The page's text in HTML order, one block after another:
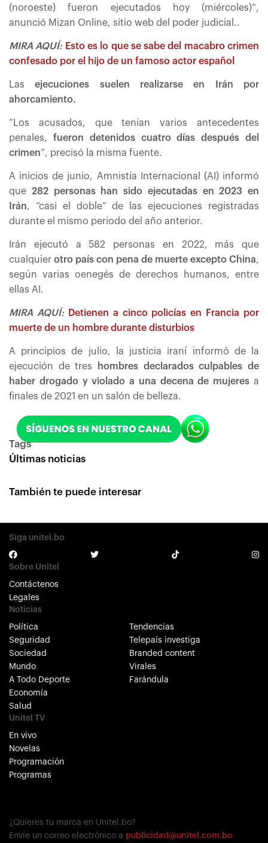
(noroeste) fueron ejecutados hoy (miércoles)”,
anunció Mizan Online, sitio web del poder judicial..
MIRA AQUÍ: Esto es lo que se sabe del macabro crimen
confesado por el hijo de un famoso actor español
Lasejecuciones suelen realizarse en Irán por
ahorcamiento.
”Los acusados, que tenían varios antecedentes
penales, fueron detenidos cuatro días después del
crimen”, precisó la misma fuente.
A inicios de junio, Amnistía Internacional (AI) informó
que 282 personas han sido ejecutadas en 2023 en
Irán, “casi el doble” de las ejecuciones registradas
durante el mismo periodo del año anterior.
Irán ejecutó a 582 personas en 2022, más que
cualquier otro país con pena de muerte excepto China,
según varias oenegés de derechos humanos, entre
ellas AI.
MIRA AQUÍ:
Detienen a cinco policías en Francia por
muerte de un hombre durante disturbios
A principios de julio, la justicia iraní informó de la
ejecución de tres
hombres declarados culpables de
haber drogado y violado a una decena de mujeres a
finales de 2021 en un salón de belleza.
Tags
Últimas noticias
También te puede interesar
Siga unitel.bo
Sobre Unitel
Contáctenos
Legales
Noticias
Política
Seguridad
Sociedad
Mundo
A Todo Deporte
Economía
Salud
Tendencias
Telepaís investiga
Branded content
Virales
Farándula
Unitel TV
En vivo
Novelas
Programación
Programas
¿Quieres tu marca en Unitel.bo?
Envíe un correo electrónico a publicidad@unitel.com.bo